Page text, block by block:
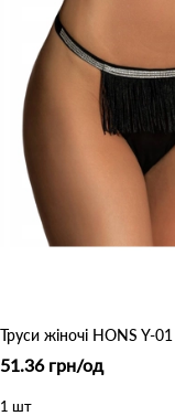
51.36 грн/од
1 шт